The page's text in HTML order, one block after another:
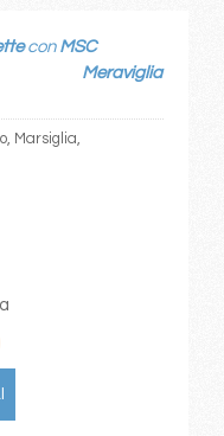
con MSC
Meraviglia
Marsiglia,